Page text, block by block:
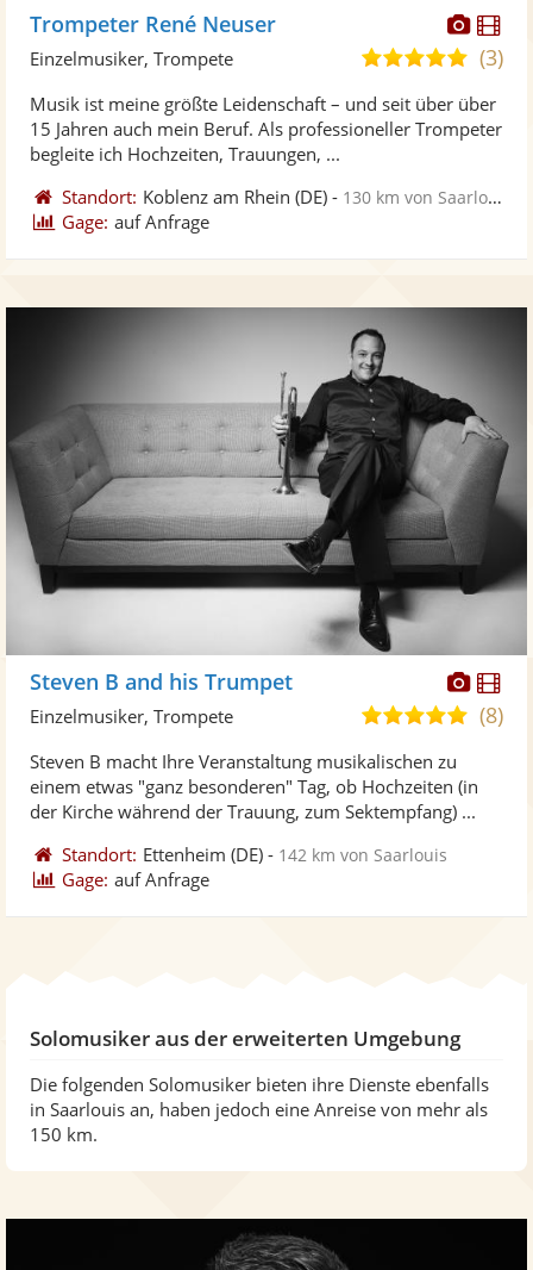
Fotos
Trompeter René Neuser
5,0
5
(3)
Einzelmusiker, Trompete
Musik ist meine größte Leidenschaft – und seit über über
15 Jahren auch mein Beruf. Als professioneller Trompeter
begleite ich Hochzeiten, Trauungen, ...
Standort: Koblenz am Rhein (DE) - 130 km von Saarlouis
Gage: auf Anfrage
Steven B and his Trumpet
5,0(8)
Einzelmusiker, Trompete
Steven B macht Ihre Veranstaltung musikalischen zu
einem etwas "ganz besonderen" Tag, ob Hochzeiten (in
der Kirche während der Trauung, zum Sektempfang) ...
Standort: Ettenheim (DE) - 142 km von Saarlouis
Gage: auf Anfrage
Solomusiker aus der erweiterten Umgebung
Die folgenden Solomusiker bieten ihre Dienste ebenfalls
in Saarlouis an, haben jedoch eine Anreise von mehr als
150 km.